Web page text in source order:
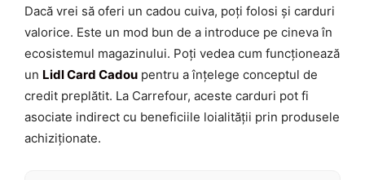
Dacă vrei să oferi un cadou cuiva, poți folosi și carduri
valorice. Este un mod bun de a introduce pe cineva în
ecosistemul magazinului. Poți vedea cum funcționează
un Lidl Card Cadou pentru a înțelege conceptul de
credit preplătit. La Carrefour, aceste carduri pot fi
asociate indirect cu beneficiile loialității prin produsele
achiziționate.